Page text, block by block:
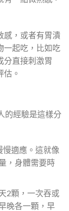
感，或者有胃潰
一起吃，比如吃
分直接刺激胃
。
的經驗是這樣分
慢適應。這就像
，身體需要時
2顆，一次吞或
晚各一顆，早